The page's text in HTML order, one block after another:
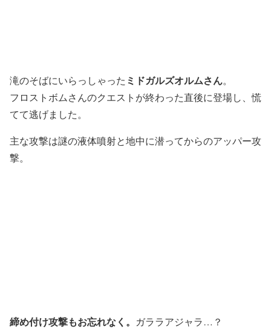
滝のそばにいらっしゃった ミドガルズオルムさん。
フロストボムさんのクエストが終わった直後に登場し、慌
てて逃げました。
主な攻撃は謎の液体噴射と地中に潜ってからのアッパー攻
撃。
締め付け攻撃もお忘れなく。 ガララアジャラ…？